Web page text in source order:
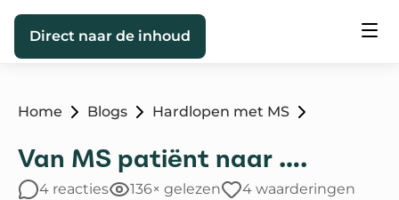
Direct naar de inhoud
Home Blogs Hardlopen met MS
Van MS patiënt naar ….
4 reacties 136× gelezen
4 waarderingen